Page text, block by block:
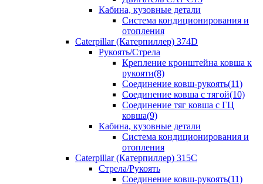
Кабина, кузовные детали
Система кондиционирования и
отопления
Caterpillar (Катерпиллер) 374D
Рукоять/Стрела
Крепление кронштейна ковша к
рукояти(8)
Соединение ковш-рукоять(11)
Соединение ковша с тягой(10)
Соединение тяг ковша с ГЦ
ковша(9)
Кабина, кузовные детали
Система кондиционирования и
отопления
Caterpillar (Катерпиллер) 315C
Стрела/Рукоять
Соединение ковш-рукоять(11)